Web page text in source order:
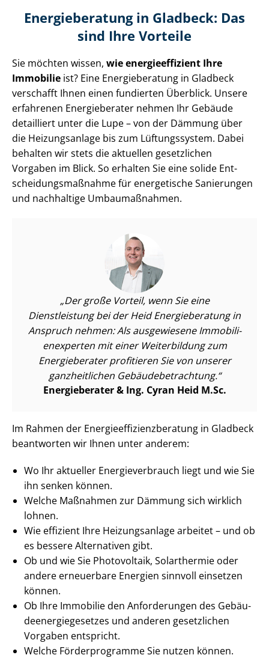
Energieberatung in Gladbeck: Das
sind Ihre Vorteile
Sie möchten wissen, wie en­er­gie­ef­fi­zi­ent Ihre
Immobilie ist? Eine Energieberatung in Gladbeck
verschafft Ihnen einen fundierten Überblick. Unsere
erfahrenen Energieberater nehmen Ihr Gebäude
detailliert unter die Lupe – von der Dämmung über
die Heizungsanlage bis zum Lüftungssystem. Dabei
behalten wir stets die aktuellen gesetzlichen
Vorgaben im Blick. So erhalten Sie eine solide Ent­
schei­dungs­maß­nah­me für energetische Sanierungen
und nachhaltige Umbaumaßnahmen.
Der große Vorteil, wenn Sie eine
Dienstleistung bei der Heid Energieberatung in
Anspruch nehmen: Als ausgewiesene Im­mo­bi­li­
en­ex­per­ten mit einer Weiterbildung zum
Energieberater profitieren Sie von unserer
ganzheitlichen Ge­bäu­de­be­trach­tung.
Energieberater & Ing. Cyran Heid M.Sc.
Im Rahmen der En­er­gie­ef­fi­zi­enz­be­ra­tung in Gladbeck
beantworten wir Ihnen unter anderem:
Wo Ihr aktueller En­er­gie­ver­brauch liegt und wie Sie
ihn senken können.
Welche Maßnahmen zur Dämmung sich wirklich
lohnen.
Wie effizient Ihre Heizungsanlage arbeitet – und ob
es bessere Alternativen gibt.
Ob und wie Sie Photovoltaik, Solarthermie oder
andere erneuerbare Energien sinnvoll einsetzen
können.
Ob Ihre Immobilie den Anforderungen des Ge­bäu­
de­en­er­gie­ge­set­zes und anderen gesetzlichen
Vorgaben entspricht.
Welche Förderprogramme Sie nutzen können.